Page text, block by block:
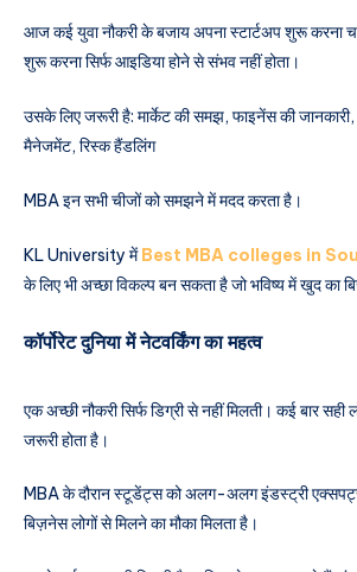
आज कई युवा नौकरी के बजाय अपना स्टार्टअप शुरू करना
शुरू करना सिर्फ आइडिया होने से संभव नहीं होता।
उसके लिए जरूरी है: मार्केट की समझ, फाइनेंस की जानकारी,
मैनेजमेंट, रिस्क हैंडलिंग
MBA इन सभी चीजों को समझने में मदद करता है।
KL University मेंBest MBA colleges in
के लिए भी अच्छा विकल्प बन सकता है जो भविष्य में खुद का
कॉर्पोरेट दुनिया में नेटवर्किंग का महत्व
एक अच्छी नौकरी सिर्फ डिग्री से नहीं मिलती। कई बार सही
जरूरी होता है।
MBA के दौरान स्टूडेंट्स को अलग-अलग इंडस्ट्री
बिज़नेस लोगों से मिलने का मौका मिलता है।